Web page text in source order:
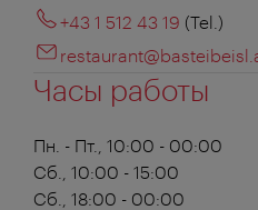
+43 1 512 43 19 (Tel.)
Часы работы
Пн. - Пт., 10:00 - 00:00
Сб., 10:00 - 15:00
Сб., 18:00 - 00:00